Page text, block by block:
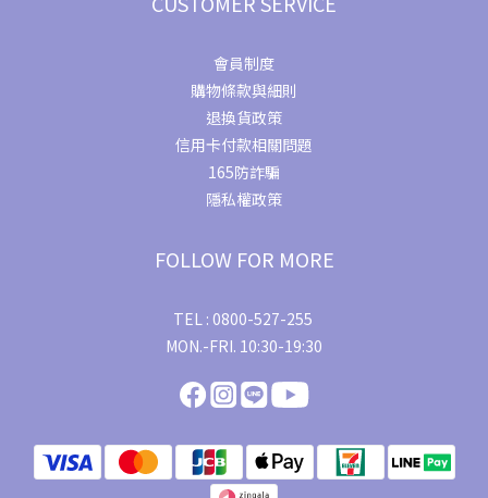
會員制度
購物條款與細則
退換貨政策
信用卡付款相關問題
165防詐騙
隱私權政策
FOLLOW FOR MORE
TEL : 0800-527-255
MON.-FRI. 10:30-19:30